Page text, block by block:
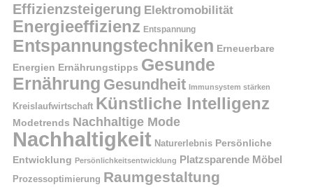
Effizienzsteigerung Elektromobilität
Energieeffizienz Entspannung
Entspannungstechniken Erneuerbare
Energien Ernährungstipps Gesunde
Ernährung Gesundheit Immunsystem stärken
Kreislaufwirtschaft Künstliche Intelligenz
Modetrends Nachhaltige Mode
Nachhaltigkeit Naturerlebnis Persönliche
Entwicklung Persönlichkeitsentwicklung Platzsparende Möbel
Prozessoptimierung Raumgestaltung